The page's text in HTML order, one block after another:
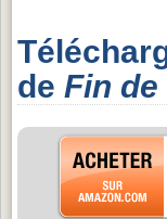
de Fin de